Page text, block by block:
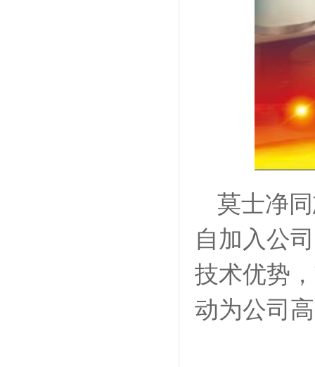
莫士净
自加入公
技术优势
动为公司